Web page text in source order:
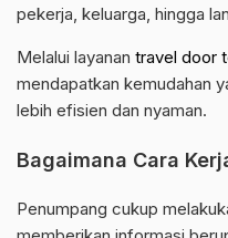
pekerja, keluarga, hingga
Melalui layanan travel door
mendapatkan kemudahan
lebih efisien dan nyaman.
Bagaimana Cara
Penumpang cukup